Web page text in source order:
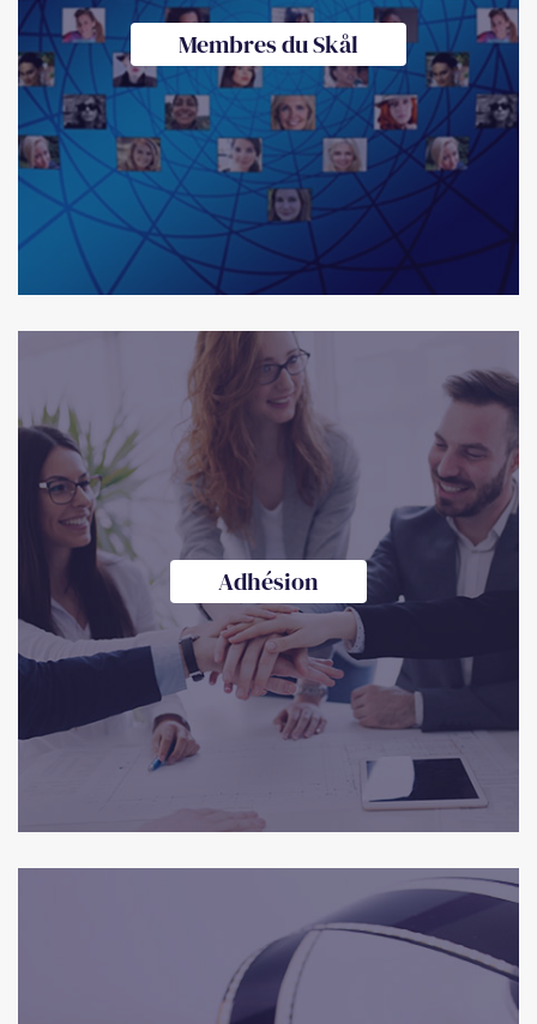
Membres du Skål
Adhésion